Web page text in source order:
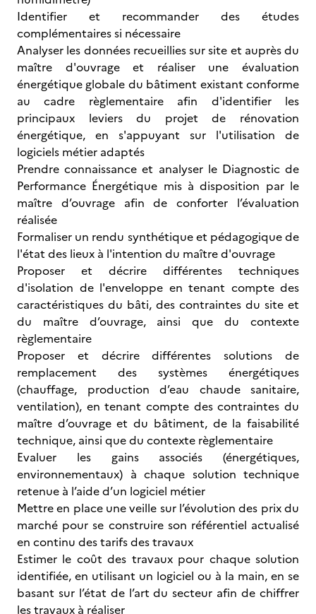
Identifier et recommander des études
complémentaires si nécessaire
Analyser les données recueillies sur site et auprès du
maître d'ouvrage et réaliser une évaluation
énergétique globale du bâtiment existant conforme
au cadre règlementaire afin d'identifier les
principaux leviers du projet de rénovation
énergétique, en s'appuyant sur l'utilisation de
logiciels métier adaptés
Prendre connaissance et analyser le Diagnostic de
Performance Énergétique mis à disposition par le
maître d’ouvrage afin de conforter l’évaluation
réalisée
Formaliser un rendu synthétique et pédagogique de
l'état des lieux à l'intention du maître d'ouvrage
Proposer et décrire différentes techniques
d'isolation de l'enveloppe en tenant compte des
caractéristiques du bâti, des contraintes du site et
du maître d’ouvrage, ainsi que du contexte
règlementaire
Proposer et décrire différentes solutions de
remplacement des systèmes énergétiques
(chauffage, production d’eau chaude sanitaire,
ventilation), en tenant compte des contraintes du
maître d’ouvrage et du bâtiment, de la faisabilité
technique, ainsi que du contexte règlementaire
Evaluer les gains associés (énergétiques,
environnementaux) à chaque solution technique
retenue à l’aide d’un logiciel métier
Mettre en place une veille sur l’évolution des prix du
marché pour se construire son référentiel actualisé
en continu des tarifs des travaux
Estimer le coût des travaux pour chaque solution
identifiée, en utilisant un logiciel ou à la main, en se
basant sur l’état de l’art du secteur afin de chiffrer
les travaux à réaliser